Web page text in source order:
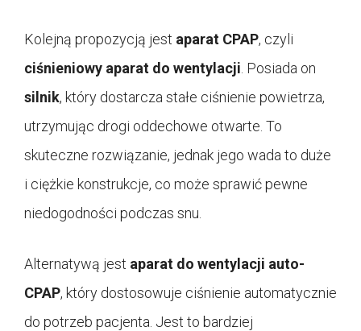
Kolejną propozycją jest aparat CPAP, czyli
ciśnieniowy aparat do wentylacji . Posiada on
silnik, który dostarcza stałe ciśnienie powietrza,
utrzymując drogi oddechowe otwarte. To
skuteczne rozwiązanie, jednak jego wada to duże
i ciężkie konstrukcje, co może sprawić pewne
niedogodności podczas snu.
Alternatywą jest aparat do wentylacji auto-
CPAP, który dostosowuje ciśnienie automatycznie
do potrzeb pacjenta. Jest to bardziej